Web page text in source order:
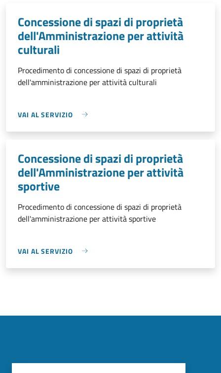
Concessione di spazi di proprietà
dell'Amministrazione per attività
culturali
Procedimento di concessione di spazi di proprietà
dell'amministrazione per attività culturali
VAI AL SERVIZIO
Concessione di spazi di proprietà
dell'Amministrazione per attività
sportive
Procedimento di concessione di spazi di proprietà
dell'amministrazione per attività sportive
VAI AL SERVIZIO